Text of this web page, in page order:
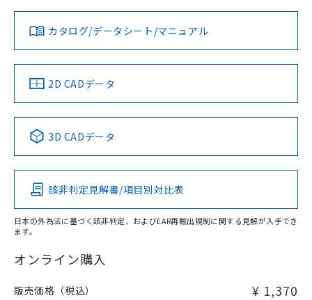
ダウンロードデータをご利用いただく前に、以下を必ずお読
みください。
ソフトウェアの使用条件
対応済み
中国 RoHS 注意事項・凡例
Pb Hg Cd Cr(VI)
O
在庫等で未対応品が混在する可能性があります。
問い合わせください。
カタログ/データシート/マニュアル
2D CADデータ
3D CADデータ
該非判定見解書/項目別対比表
日本の外為法に基づく該非判定、およびEAR再輸出規制に関する見解が入手でき
ます。
オンライン購入
販売価格（税込） ¥ 1,370